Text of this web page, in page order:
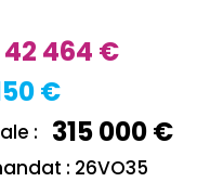
42 464 €
€
: 315 000 €
: 26VO35